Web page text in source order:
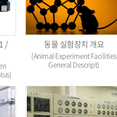
/
동물 실험장치 개요
(Animal Experiment Facilities
General Descript)